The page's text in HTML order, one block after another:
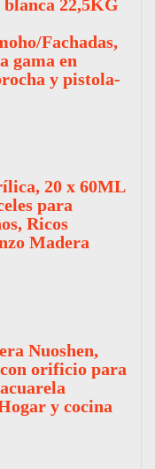
22,5KG
Fachadas,
gama en
y pistola-
20 x 60ML
para
Ricos
Madera
Nuoshen,
orificio para
y cocina